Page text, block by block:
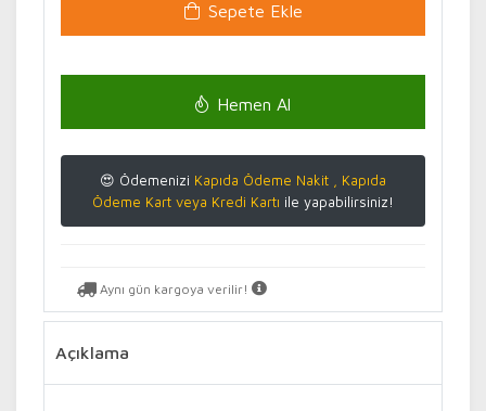
Sepete Ekle
Hemen Al
😍 Ödemenizi Kapıda Ödeme Nakit , Kapıda
Ödeme Kart veya Kredi Kartı ile yapabilirsiniz!
Aynı gün kargoya verilir!
Açıklama